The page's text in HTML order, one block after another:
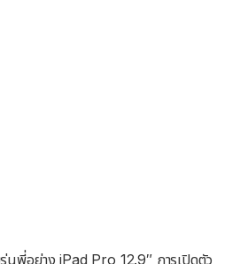
นพี่อย่าง iPad Pro 12.9″ การเปิดตัว